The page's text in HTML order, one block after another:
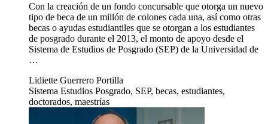
Con la creación de un fondo concursable que otorga un nuevo
tipo de beca de un millón de colones cada una, así como otras
becas o ayudas estudiantiles que se otorgan a los estudiantes
de posgrado durante el 2013, el monto de apoyo desde el
Sistema de Estudios de Posgrado (SEP) de la Universidad de
…
Lidiette Guerrero Portilla
Sistema Estudios Posgrado, SEP, becas, estudiantes,
doctorados, maestrías